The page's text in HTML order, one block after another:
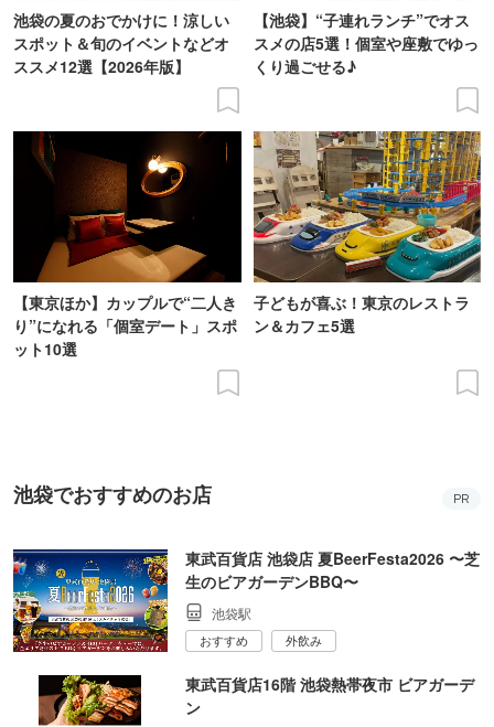
池袋の夏のおでかけに！涼しい
スポット＆旬のイベントなどオ
ススメ12選【2026年版】
【池袋】“子連れランチ”でオス
スメの店5選！個室や座敷でゆっ
くり過ごせる♪
【東京ほか】カップルで“二人き
り”になれる「個室デート」スポ
ット10選
子どもが喜ぶ！東京のレストラ
ン＆カフェ5選
池袋でおすすめのお店 PR
東武百貨店 池袋店 夏BeerFesta2026 〜芝
生のビアガーデンBBQ〜
池袋駅
おすすめ 外飲み
東武百貨店16階 池袋熱帯夜市 ビアガーデ
ン